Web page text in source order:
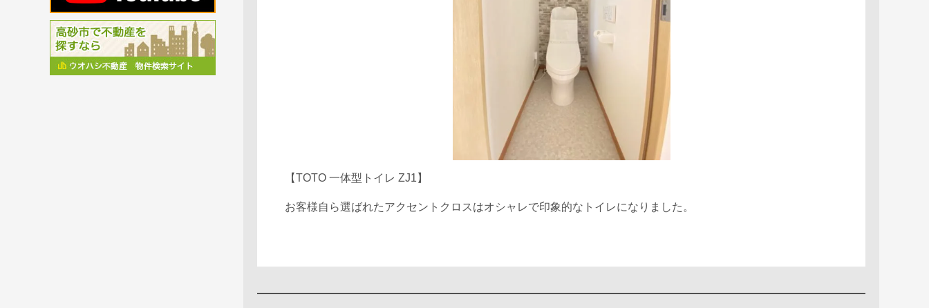
【TOTO 一体型トイレ ZJ1】
お客様自ら選ばれたアクセントクロスはオシャレで印象的なトイレになりました。